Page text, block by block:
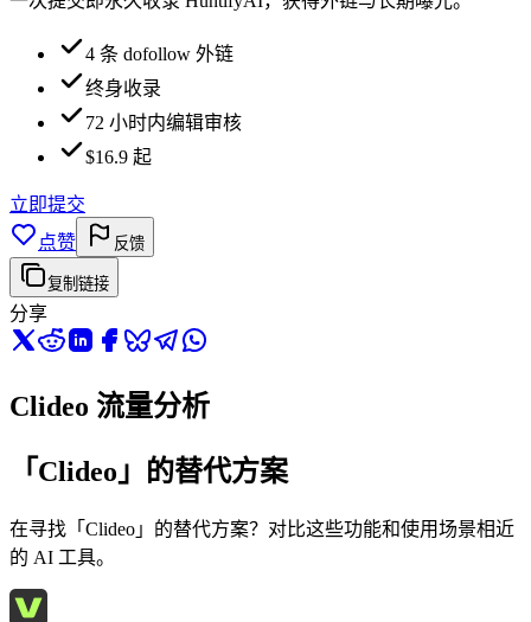
4 条 dofollow 外链
终身收录
72 小时内编辑审核
$16.9 起
立即提交
点赞
反馈
复制链接
分享
Clideo 流量分析
「Clideo」的替代方案
在寻找「Clideo」的替代方案？对比这些功能和使用场景相近
的 AI 工具。